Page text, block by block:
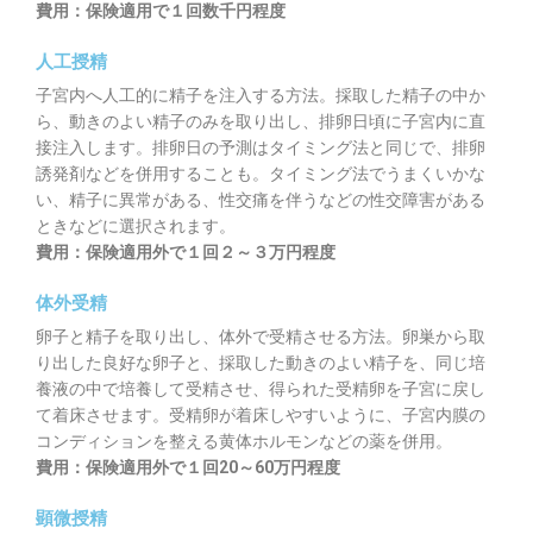
費用：保険適用で１回数千円程度
人工授精
子宮内へ人工的に精子を注入する方法。採取した精子の中か
ら、動きのよい精子のみを取り出し、排卵日頃に子宮内に直
接注入します。排卵日の予測はタイミング法と同じで、排卵
誘発剤などを併用することも。タイミング法でうまくいかな
い、精子に異常がある、性交痛を伴うなどの性交障害がある
ときなどに選択されます。
費用：保険適用外で１回２～３万円程度
体外受精
卵子と精子を取り出し、体外で受精させる方法。卵巣から取
り出した良好な卵子と、採取した動きのよい精子を、同じ培
養液の中で培養して受精させ、得られた受精卵を子宮に戻し
て着床させます。受精卵が着床しやすいように、子宮内膜の
コンディションを整える黄体ホルモンなどの薬を併用。
費用：保険適用外で１回20～60万円程度
顕微授精